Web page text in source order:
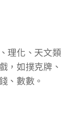
理化、天文類
，如撲克牌、
、數數。